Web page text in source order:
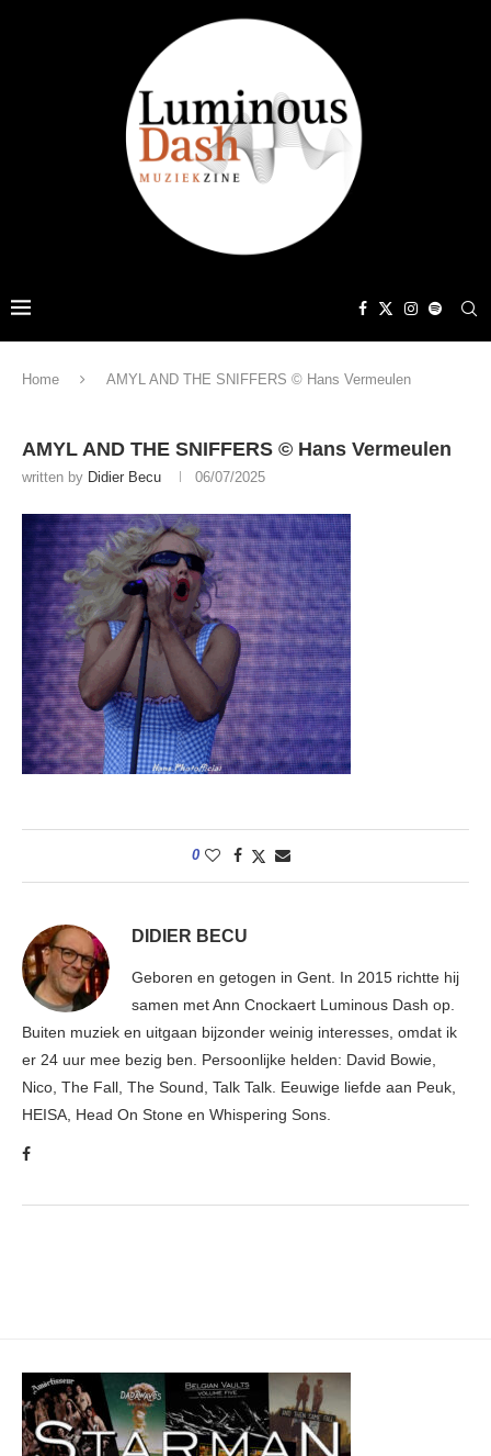
Home AMYL AND THE SNIFFERS © Hans Vermeulen
AMYL AND THE SNIFFERS © Hans Vermeulen
written by Didier Becu 06/07/2025
0
DIDIER BECU
Geboren en getogen in Gent. In 2015 richtte hij
samen met Ann Cnockaert Luminous Dash op.
Buiten muziek en uitgaan bijzonder weinig interesses, omdat ik
er 24 uur mee bezig ben. Persoonlijke helden: David Bowie,
Nico, The Fall, The Sound, Talk Talk. Eeuwige liefde aan Peuk,
HEISA, Head On Stone en Whispering Sons.